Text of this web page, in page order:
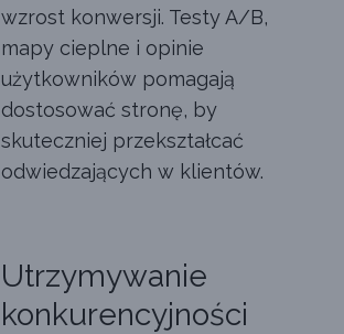
wzrost konwersji. Testy A/B,
mapy cieplne i opinie
użytkowników pomagają
dostosować stronę, by
skuteczniej przekształcać
odwiedzających w klientów.
Utrzymywanie
konkurencyjności